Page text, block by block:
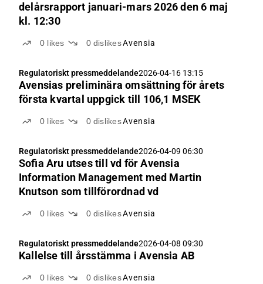
delårsrapport januari-mars 2026 den 6 maj
kl. 12:30
0 likes 0 dislikesAvensia
Regulatoriskt pressmeddelande2026-04-16 13:15
Avensias preliminära omsättning för årets
första kvartal uppgick till 106,1 MSEK
0 likes 0 dislikesAvensia
Regulatoriskt pressmeddelande2026-04-09 06:30
Sofia Aru utses till vd för Avensia
Information Management med Martin
Knutson som tillförordnad vd
0 likes 0 dislikesAvensia
Regulatoriskt pressmeddelande2026-04-08 09:30
Kallelse till årsstämma i Avensia AB
0 likes 0 dislikesAvensia